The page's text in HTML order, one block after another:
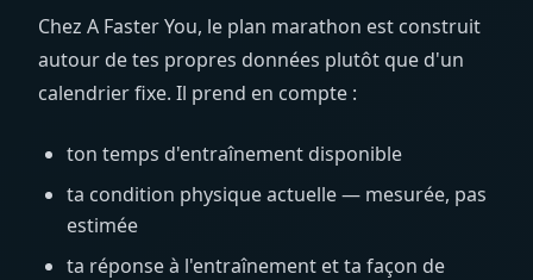
Chez A Faster You, le plan marathon est construit
autour de tes propres données plutôt que d'un
calendrier fixe. Il prend en compte :
ton temps d'entraînement disponible
ta condition physique actuelle — mesurée, pas
estimée
ta réponse à l'entraînement et ta façon de